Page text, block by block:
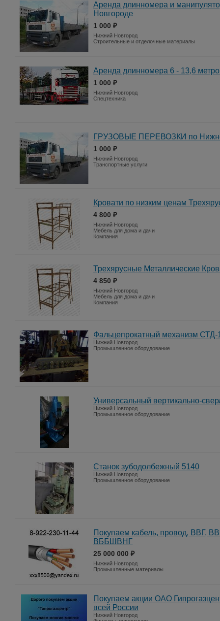
Аренда длинномера и
Новгороде
1 000 ₽
Нижний Новгород
Строительные и отделочные материалы
Аренда длинномера 6 - 13,6
1 000 ₽
Нижний Новгород
Спецтехника
ГРУЗОВЫЕ ПЕРЕВОЗКИ по
1 000 ₽
Нижний Новгород
Транспортные услуги
Кровати по низким ценам
4 800 ₽
Нижний Новгород
Мебель для дома и дачи
Компания
Трехярусные Металлические
4 850 ₽
Нижний Новгород
Мебель для дома и дачи
Компания
Фальцепрокатный механизм СТД-
Нижний Новгород
Промышленное оборудование
Универсальный вертикально-
Нижний Новгород
Промышленное оборудование
Станок зубодолбежный 5140
Нижний Новгород
Промышленное оборудование
Покупаем кабель, провод, ВВГ,
ВББШВНГ
25 000 000 ₽
Нижний Новгород
Промышленные материалы
Покупаем акции ОАО
всей России
Нижний Новгород